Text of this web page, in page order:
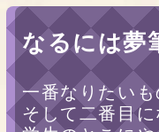
なるには夢
一番なりたいも
そして二番目に